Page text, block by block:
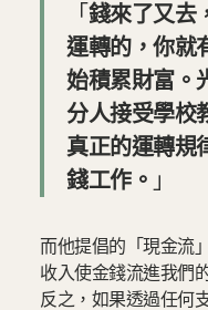
「 錢來了又去
運轉的，你就
始積累財富。
分人接受學校
真正的運轉規
錢工作。 」
而他提倡的「現金流
收入使金錢流進我們
反之，如果透過任何